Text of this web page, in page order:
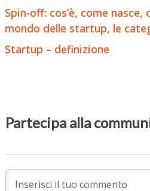
Spin-off: cos’è, come
mondo delle startup, le
Startup – definizione
Partecipa alla